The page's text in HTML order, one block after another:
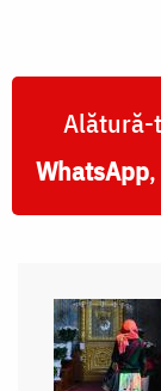
Alătură-
WhatsApp,